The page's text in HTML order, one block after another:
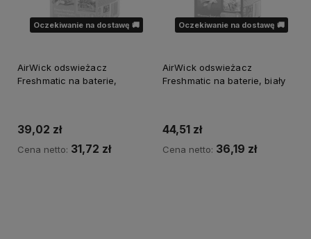
Oczekiwanie na dostawę 🚚
AirWick odswieżacz
Freshmatic na baterie,
39,02 zł
Cena netto: 31,72 zł
Oczekiwanie na dostawę 🚚
AirWick odswieżacz
Freshmatic na baterie, biały
44,51 zł
Cena netto: 36,19 zł